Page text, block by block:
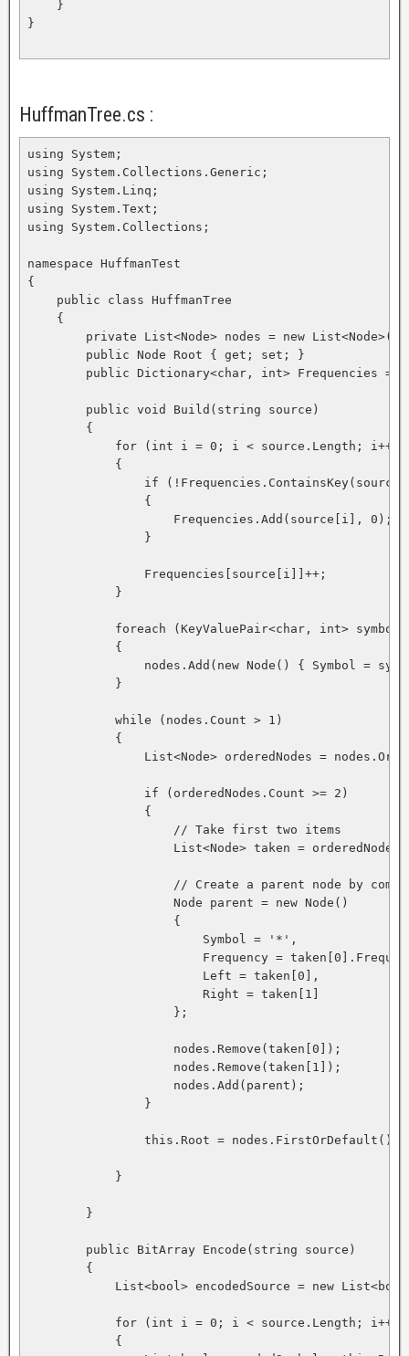
    }
}
HuffmanTree.cs :
using System;
using System.Collections.Generic;
using System.Linq;
using System.Text;
using System.Collections;
namespace HuffmanTest
{
    public class HuffmanTree
    {
        private List<Node> nodes = new List<Node>();
        public Node Root { get; set; }
public Dictionary<char, int> Frequencies =
        public void Build(string source)
        {
            for (int i = 0; i < source.Length; i++)
            {
if
                {
                    Frequencies.Add(source[i], 0);
                }
                Frequencies[source[i]]++;
            }
foreach (KeyValuePair<char, int> symbol
            {
nodes.Add(new Node() { Symbol =
            }
            while (nodes.Count > 1)
            {
List<Node> orderedNodes =
                if (orderedNodes.Count >= 2)
                {
                    // Take first two items
List<Node> taken =
// Create a parent node by
                    Node parent = new Node()
                    {
                        Symbol = '*',
Frequency =
                        Left = taken[0],
                        Right = taken[1]
                    };
                    nodes.Remove(taken[0]);
                    nodes.Remove(taken[1]);
                    nodes.Add(parent);
                }
                this.Root = nodes.FirstOrDefault();
            }
        }
        public BitArray Encode(string source)
        {
List<bool> encodedSource = new
            for (int i = 0; i < source.Length; i++)
            {